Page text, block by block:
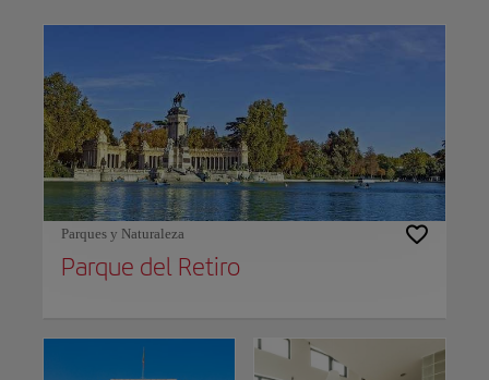
Parques y Naturaleza
Parque del Retiro